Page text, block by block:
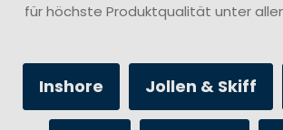
für höchste Produktqualität unter
Inshore Jollen & Skiff